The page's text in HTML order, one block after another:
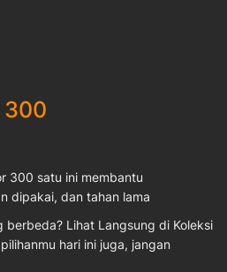
300
300 satu ini membantu
dipakai, dan tahan lama
Lihat Langsung di Koleksi
hari ini juga, jangan